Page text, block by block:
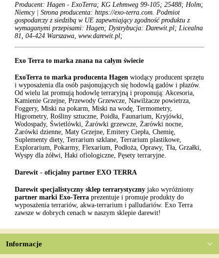
Producent: Hagen - ExoTerra; KG Lehmweg 99-105; 25488; Holm;
Niemcy | Strona producenta: https://exo-terra.com. Podmiot
gospodarczy z siedzibą w UE zapewniający zgodność produktu z
wymaganymi przepisami: Hagen; Dystrybucja: Darewit.pl; Licealna
81, 04-424 Warszawa, www.darewit.pl;
Exo Terra to marka znana na całym świecie
ExoTerra to marka producenta Hagen wiodący producent sprzętu
i wyposażenia dla osób pasjonujących się hodowlą gadów i płazów.
Od wielu lat promują hodowlę terraryjną i proponują: Akcesoria,
Kamienie Grzejne, Przewody Grzewcze, Nawilżacze powietrza,
Foggery, Miski na pokarm, Miski na wodę, Termometry,
Higrometry, Rośliny sztuczne, Poidła, Faunarium, Kryjówki,
Wodospady, Świetlówki, Żarówki grzewcze, Żarówki nocne,
Żarówki dzienne, Maty Grzejne, Emitery Ciepła, Chemię,
Suplementy diety, Terrarium szklane, Terrarium plastikowe,
Explorarium, Pokarmy, Flexarium, Podłoża, Oprawy, Tła, Grzałki,
Wyspy dla żółwi, Haki ofiologiczne, Pęsety terraryjne.
Darewit - oficjalny partner EXO TERRA
Darewit specjalistyczny sklep terrarystyczny jako wyróżniony
partner marki Exo-Terra prezentuje i promuje produkty do
wyposażenia terrariów, akwa-terrarium i palludariów. Exo Terra
zawsze w dobrych cenach w naszym sklepie darewit!
Informacje